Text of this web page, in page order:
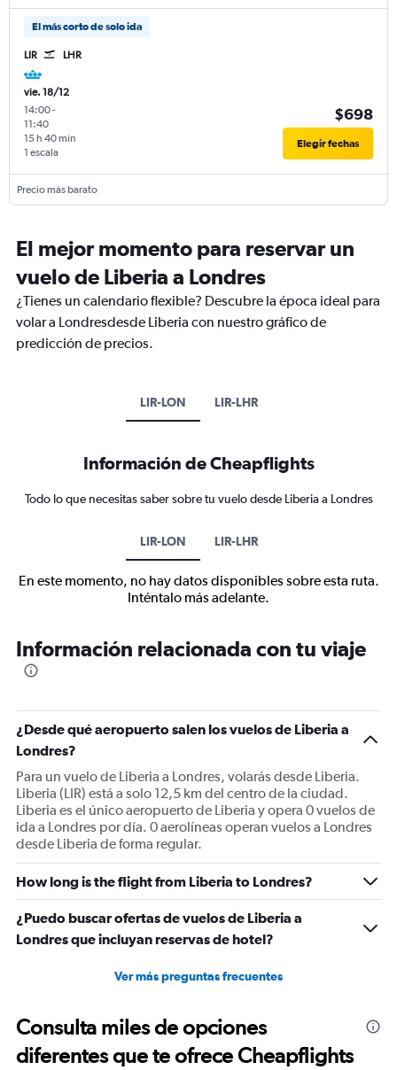
El más corto de solo ida
LIR LHR
vie. 18/12
14:00-
11:40
1 escala
15 h 40 min
$698
Elegir fechas
Precio más barato
El mejor momento para reservar un
vuelo de Liberia a Londres
¿Tienes un calendario flexible? Descubre la época ideal para
volar a Londresdesde Liberia con nuestro gráfico de
predicción de precios.
LIR-LON LIR-LHR
Información de Cheapflights
Todo lo que necesitas saber sobre tu vuelo desde Liberia a Londres
LIR-LON LIR-LHR
En este momento, no hay datos disponibles sobre esta ruta.
Inténtalo más adelante.
Información relacionada con tu viaje
¿Desde qué aeropuerto salen los vuelos de Liberia a
Londres?
Para un vuelo de Liberia a Londres, volarás desde Liberia.
Liberia (LIR) está a solo 12,5 km del centro de la ciudad.
Liberia es el único aeropuerto de Liberia y opera 0 vuelos de
ida a Londres por día. 0 aerolíneas operan vuelos a Londres
desde Liberia de forma regular.
How long is the flight from Liberia to Londres?
¿Puedo buscar ofertas de vuelos de Liberia a
Londres que incluyan reservas de hotel?
Ver más preguntas frecuentes
Consulta miles de opciones
diferentes que te ofrece Cheapflights